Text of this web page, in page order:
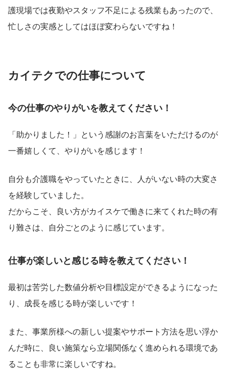
護現場では夜勤やスタッフ不足による残業もあったので、
忙しさの実感としてはほぼ変わらないですね！
カイテクでの仕事について
今の仕事のやりがいを教えてください！
「助かりました！」という感謝のお言葉をいただけるのが
一番嬉しくて、やりがいを感じます！
自分も介護職をやっていたときに、人がいない時の大変さ
を経験していました。
だからこそ、良い方がカイスケで働きに来てくれた時の有
り難さは、自分ごとのように感じています。
仕事が楽しいと感じる時を教えてください！
最初は苦労した数値分析や目標設定ができるようになった
り、成長を感じる時が楽しいです！
また、事業所様への新しい提案やサポート方法を思い浮か
んだ時に、良い施策なら立場関係なく進められる環境であ
ることも非常に楽しいですね。